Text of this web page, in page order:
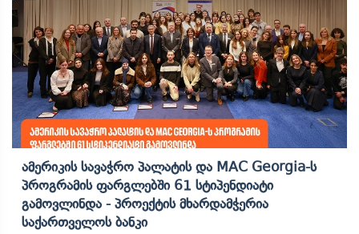
Ამერიკის Სავაჭრო Პალატის Და MAC Georgia-Ს
Პროგრამის Ფარგლებში 61 Სტიპენდიატი
Გამოვლინდა - Პროექტის Მხარდამჭერია
Საქართველოს Ბანკი